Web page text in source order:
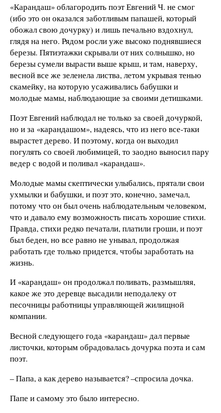
«Карандаш» облагородить поэт Евгений Ч. не смог
(ибо это он оказался заботливым папашей, который
обожал свою дочурку) и лишь печально вздохнул,
глядя на него. Рядом росли уже высоко поднявшиеся
березы. Пятиэтажки скрывали от них солнышко, но
березы сумели вырасти выше крыш, и там, наверху,
весной все же зеленела листва, летом укрывая тенью
скамейку, на которую усаживались бабушки и
молодые мамы, наблюдающие за своими детишками.
Поэт Евгений наблюдал не только за своей дочуркой,
но и за «карандашом», надеясь, что из него все-таки
вырастет дерево. И поэтому, когда он выходил
погулять со своей любимицей, то заодно выносил пару
ведер с водой и поливал «карандаш».
Молодые мамы скептически улыбались, прятали свои
ухмылки и бабушки, и поэт это, конечно, замечал,
потому что он был очень наблюдательным человеком,
что и давало ему возможность писать хорошие стихи.
Правда, стихи редко печатали, платили гроши, и поэт
был беден, но все равно не унывал, продолжая
работать где только придется, чтобы заработать на
жизнь.
И «карандаш» он продолжал поливать, размышляя,
какое же это деревце высадили неподалеку от
песочницы работницы управляющей жилищной
компании.
Весной следующего года «карандаш» дал первые
листочки, которым обрадовалась дочурка поэта и сам
поэт.
– Папа, а как дерево называется? –спросила дочка.
Папе и самому это было интересно.